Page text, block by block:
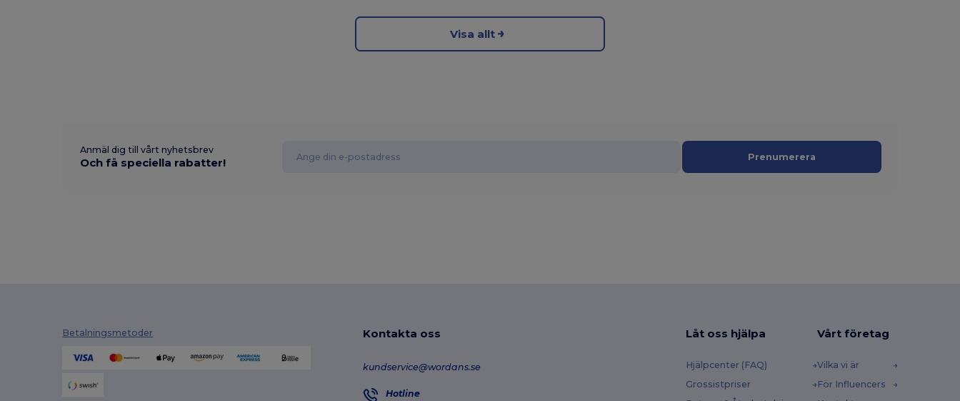
Visa allt
Anmäl dig till vårt nyhetsbrev
Och få speciella rabatter! Prenumerera
Betalningsmetoder Kontakta oss
kundservice@wordans.se
Hotline
Låt oss hjälpa
Hjälpcenter (FAQ)
Grossistpriser
Vårt företag
Vilka vi är
För Influencers